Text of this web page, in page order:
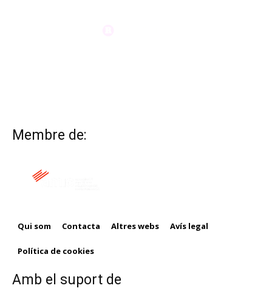
Membre de:
Qui som Contacta Altres webs Avís legal
Política de cookies
Amb el suport de